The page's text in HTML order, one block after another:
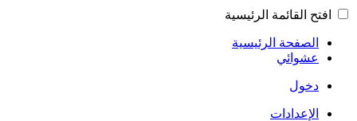
افتح القائمة الرئيسية
الصفحة الرئيسية
عشوائي
دخول
الإعدادات